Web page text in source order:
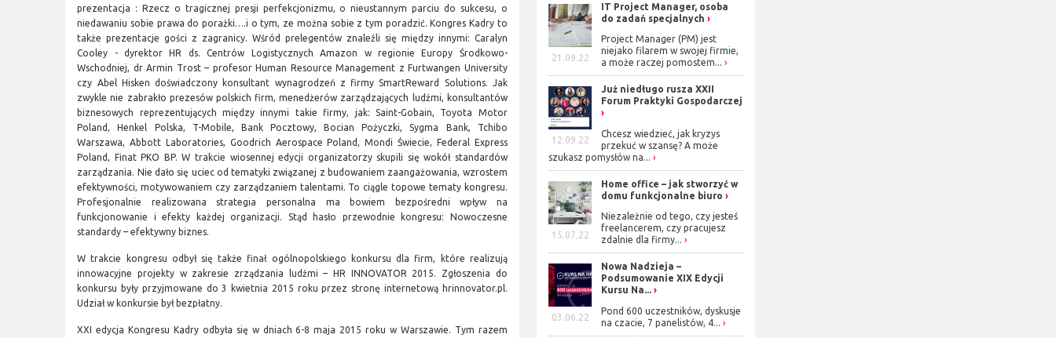
prezentacja : Rzecz o tragicznej presji perfekcjonizmu, o nieustannym parciu do sukcesu, o
niedawaniu sobie prawa do porażki….i o tym, ze można sobie z tym poradzić. Kongres Kadry to
także prezentacje gości z zagranicy. Wśród prelegentów znaleźli się między innymi: Caralyn
Cooley - dyrektor HR ds. Centrów Logistycznych Amazon w regionie Europy Środkowo-
Wschodniej, dr Armin Trost – profesor Human Resource Management z Furtwangen University
czy Abel Hisken doświadczony konsultant wynagrodzeń z firmy SmartReward Solutions. Jak
zwykle nie zabrakło prezesów polskich firm, menedżerów zarządzających ludźmi, konsultantów
biznesowych reprezentujących między innymi takie firmy, jak: Saint-Gobain, Toyota Motor
Poland, Henkel Polska, T-Mobile, Bank Pocztowy, Bocian Pożyczki, Sygma Bank, Tchibo
Warszawa, Abbott Laboratories, Goodrich Aerospace Poland, Mondi Świecie, Federal Express
Poland, Finat PKO BP. W trakcie wiosennej edycji organizatorzy skupili się wokół standardów
zarządzania. Nie dało się uciec od tematyki związanej z budowaniem zaangażowania, wzrostem
efektywności, motywowaniem czy zarządzaniem talentami. To ciągle topowe tematy kongresu.
Profesjonalnie realizowana strategia personalna ma bowiem bezpośredni wpływ na
funkcjonowanie i efekty każdej organizacji. Stąd hasło przewodnie kongresu: Nowoczesne
standardy – efektywny biznes.
W trakcie kongresu odbył się także finał ogólnopolskiego konkursu dla firm, które realizują
innowacyjne projekty w zakresie zrządzania ludźmi – HR INNOVATOR 2015. Zgłoszenia do
konkursu były przyjmowane do 3 kwietnia 2015 roku przez stronę internetową hrinnovator.pl.
Udział w konkursie był bezpłatny.
XXI edycja Kongresu Kadry odbyła się w dniach 6-8 maja 2015 roku w Warszawie. Tym razem
21.09.22
IT Project Manager, osoba
do zadań specjalnych
Project Manager (PM) jest
niejako filarem w swojej firmie,
a może raczej pomostem...
12.09.22
Już niedługo rusza XXII
Forum Praktyki Gospodarczej
Chcesz wiedzieć, jak kryzys
przekuć w szansę? A może
szukasz pomysłów na...
15.07.22
Home office – jak stworzyć w
domu funkcjonalne biuro
Niezależnie od tego, czy jesteś
freelancerem, czy pracujesz
zdalnie dla firmy...
03.06.22
Nowa Nadzieja –
Podsumowanie XIX Edycji
Kursu Na...
Pond 600 uczestników, dyskusje
na czacie, 7 panelistów, 4...